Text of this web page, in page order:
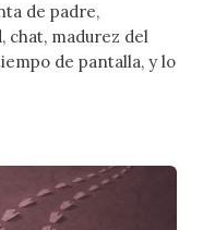
de padre,
chat, madurez del
de pantalla, y lo